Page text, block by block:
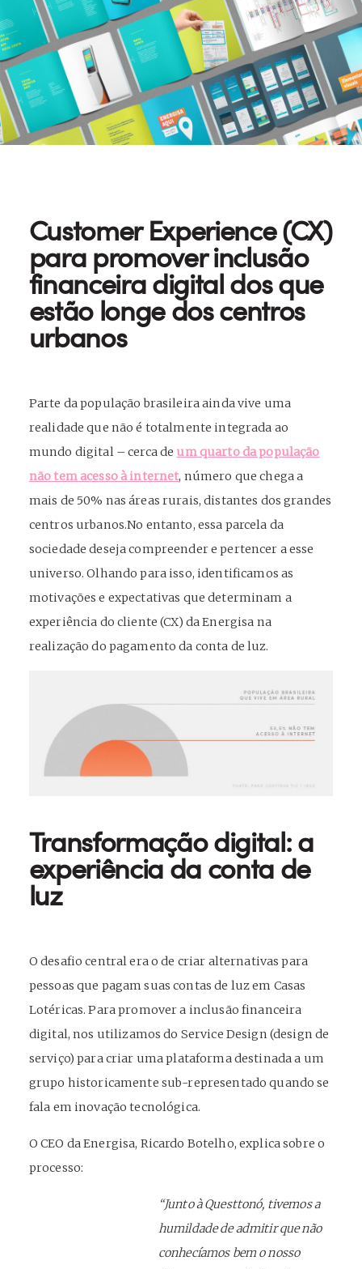
Customer Experience (CX)
para promover inclusão
financeira digital dos que
estão longe dos centros
urbanos
Parte da população brasileira ainda vive uma
realidade que não é totalmente integrada ao
mundo digital – cerca de um quarto da população
não tem acesso à internet, número que chega a
mais de 50% nas áreas rurais, distantes dos grandes
centros urbanos.No entanto, essa parcela da
sociedade deseja compreender e pertencer a esse
universo. Olhando para isso, identificamos as
motivações e expectativas que determinam a
experiência do cliente (CX) da Energisa na
realização do pagamento da conta de luz.
Transformação digital: a
experiência da conta de
luz
O desafio central era o de criar alternativas para
pessoas que pagam suas contas de luz em Casas
Lotéricas. Para promover a inclusão financeira
digital, nos utilizamos do Service Design (design de
serviço) para criar uma plataforma destinada a um
grupo historicamente sub-representado quando se
fala em inovação tecnológica.
O CEO da Energisa, Ricardo Botelho, explica sobre o
processo:
“Junto à Questtonó, tivemos a
humildade de admitir que não
conhecíamos bem o nosso